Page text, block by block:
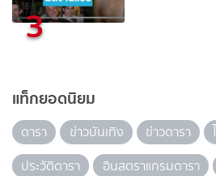
3
แท็กยอดนิยม
ดารา ข่าวบันเทิง ข่าวดารา
ประวัติดารา
อินสตราแกรมดารา